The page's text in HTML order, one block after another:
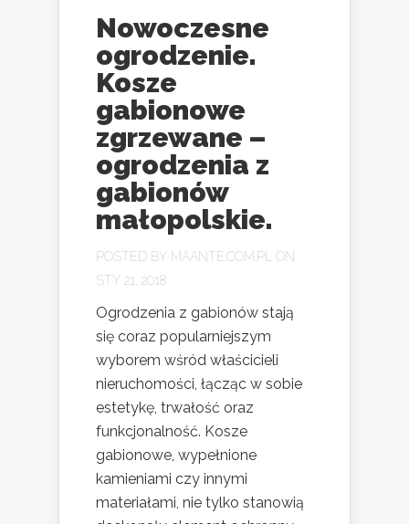
Nowoczesne
ogrodzenie.
Kosze
gabionowe
zgrzewane –
ogrodzenia z
gabionów
małopolskie.
POSTED BY MAANTE.COM.PL
ON
STY 21, 2018
Ogrodzenia z gabionów stają
się coraz popularniejszym
wyborem wśród właścicieli
nieruchomości, łącząc w sobie
estetykę, trwałość oraz
funkcjonalność. Kosze
gabionowe, wypełnione
kamieniami czy innymi
materiałami, nie tylko stanowią